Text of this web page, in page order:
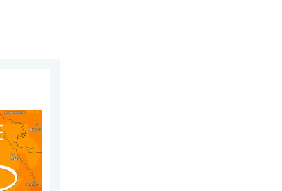
. . czwartek, 30 lipca 2026
ochłodzenie. . . piątek, 7 sierpnia 2026